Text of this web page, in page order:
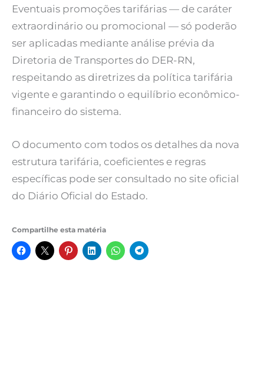
Eventuais promoções tarifárias — de caráter
extraordinário ou promocional — só poderão
ser aplicadas mediante análise prévia da
Diretoria de Transportes do DER-RN,
respeitando as diretrizes da política tarifária
vigente e garantindo o equilíbrio econômico-
financeiro do sistema.
O documento com todos os detalhes da nova
estrutura tarifária, coeficientes e regras
específicas pode ser consultado no site oficial
do Diário Oficial do Estado.
Compartilhe esta matéria